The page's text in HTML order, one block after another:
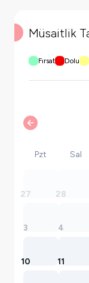
Müsaitlik
Fırsat Dolu
Pzt Sal
27 28
3 4
10 11